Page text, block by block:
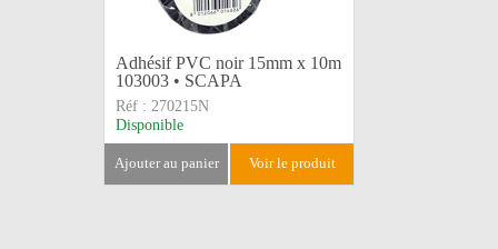
Adhésif PVC noir 15mm x 10m
103003 • SCAPA
Réf : 270215N
Disponible
ajouter au panier voir le produit